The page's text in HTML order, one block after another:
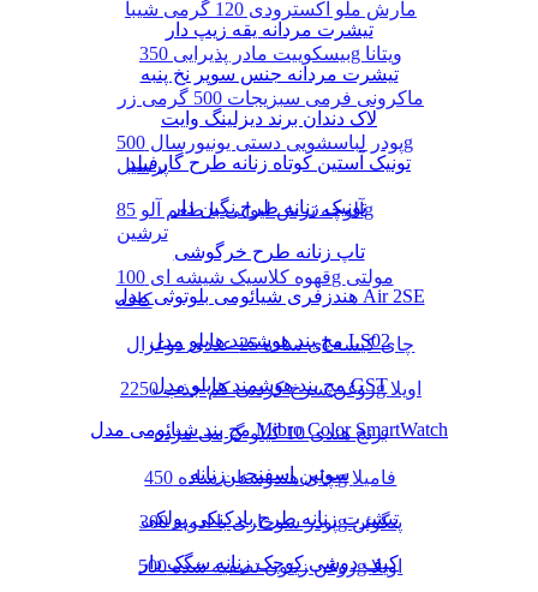
مارش ملو اکسترودی 120 گرمی شیبا
بیسکوییت مادر پذیرایی 350g ویتانا
ماکرونی فرمی سبزیجات 500 گرمی زر
پودر لباسشویی دستی یونیورسال 500g
پرسیل
آلوچه ترش لیوانی با طعم آلو 85g
ترشین
قهوه کلاسیک شیشه ای 100g مولتی
کافه
چای کیسه ای ساده 25 عددی دوغزال
روغن سرخ کردنی کم جذب 2250g اویلا
برنج هندی 10 کیلو گرمی مژده
چای هندوستان ساده 450g فامیلا
پودر سوخاری با ادویه 300g پنگوئن
روغن زیتون تصفیه شده 500g اویلا
تیشرت مردانه یقه زیپ دار
تیشرت مردانه جنس سوپر نخ پنبه
لاک دندان برند دیزلینگ وایت
تونیک آستین کوتاه زنانه طرح گارفیلد
تونیک زنانه طرح نگین دار
تاپ زنانه طرح خرگوشی
هندزفری شیائومی بلوتوثی مدل Air 2SE
مچ بند هوشمند هایلو مدل LS02
مچ بند هوشمند هایلو مدل GST
مچ بند شیائومی مدل Mibro Color SmartWatch
سوتین اسفنجی زنانه
تیشرت زنانه طرح بادکنکی پولکی
کیف دوشی کوچک زنانه سگک دار